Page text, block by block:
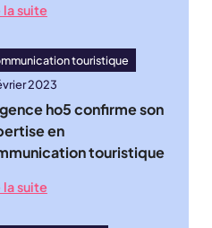
la suite
touristique
2023
ho5 confirme son
en
touristique
la suite